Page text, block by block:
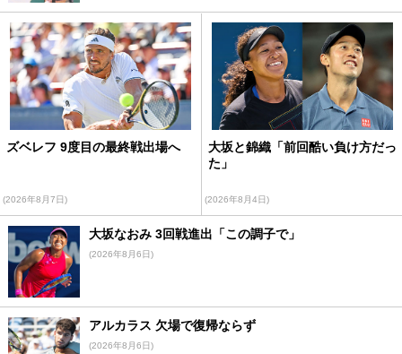
ズベレフ 9度目の最終戦出場へ
(2026年8月7日)
大坂と錦織「前回酷い負け方だっ
た」
(2026年8月4日)
大坂なおみ 3回戦進出「この調子で」
(2026年8月6日)
アルカラス 欠場で復帰ならず
(2026年8月6日)